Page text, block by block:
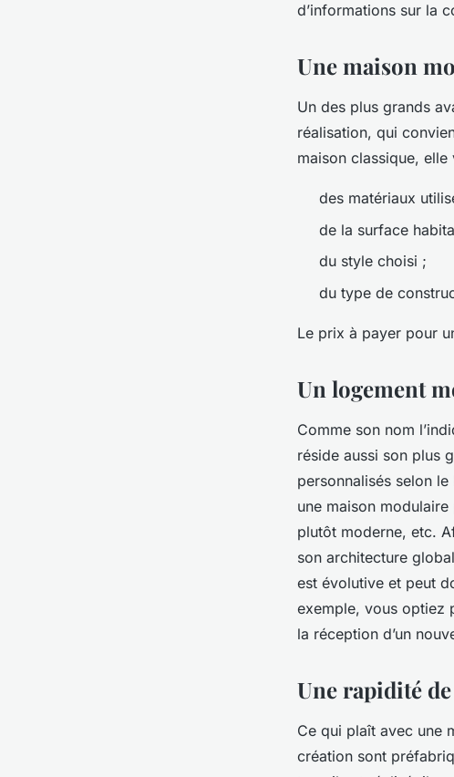
d’informations sur la
Une maison
Un des plus grands
réalisation, qui
maison classique,
des matériaux
de la surface
du style choisi ;
du type de
Le prix à payer pour
Un logement
Comme son nom
réside aussi son plus
personnalisés selon
une maison
plutôt moderne, etc.
son architecture
est évolutive et peut
exemple, vous optiez
la réception d’un
Une rapidité
Ce qui plaît avec une
création sont